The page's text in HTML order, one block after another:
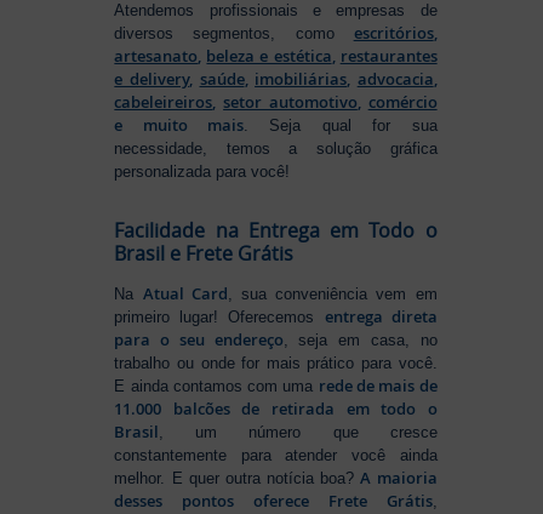
Atendemos profissionais e empresas de
diversos segmentos, como escritórios,
artesanato, beleza e estética, restaurantes
e delivery, saúde, imobiliárias, advocacia,
cabeleireiros, setor automotivo, comércio
e muito mais. Seja qual for sua
necessidade, temos a solução gráfica
personalizada para você!
Facilidade na Entrega em Todo o
Brasil e Frete Grátis
Na Atual Card, sua conveniência vem em
primeiro lugar! Oferecemos entrega direta
para o seu endereço, seja em casa, no
trabalho ou onde for mais prático para você.
E ainda contamos com uma rede de mais de
11.000 balcões de retirada em todo o
Brasil, um número que cresce
constantemente para atender você ainda
melhor. E quer outra notícia boa?A maioria
desses pontos oferece Frete Grátis,